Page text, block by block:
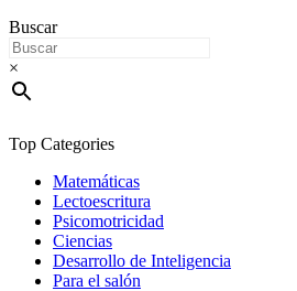
Buscar
×
Top Categories
Matemáticas
Lectoescritura
Psicomotricidad
Ciencias
Desarrollo de Inteligencia
Para el salón